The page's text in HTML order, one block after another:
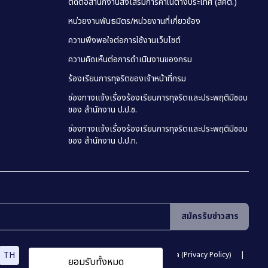
TH ยอมรับทั้งหมด
หน่วยงานพันธมิตร/หน่วยงานที่เกี่ยวข้อง
ความพึงพอใจต่อการใช้งานเว็บไซต์
ความคิดเห็นต่อการดำเนินงานของกรม
ร้องเรียนการทุจริตของเจ้าหน้าที่กรม
ช่องทางแจ้งเรื่องร้องเรียนการทุจริตและประพฤติมิชอบ
ของ สำนักงาน ป.ป.ช.
ช่องทางแจ้งเรื่องร้องเรียนการทุจริตและประพฤติมิชอบ
ของ สำนักงาน ป.ป.ท.
สมัครรับข่าวสาร
มั่นคงปลอดภัยสารสนเทศ
นโยบายคุ้มครองข้อมูลส่วนบุคคล (Privacy Policy)